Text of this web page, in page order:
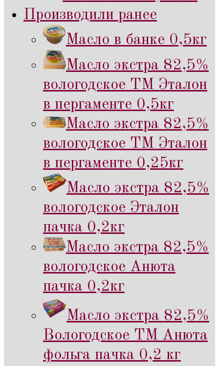
Производили ранее
Масло в банке 0,5кг
Масло экстра 82,5%
вологодское ТМ Эталон
в пергаменте 0,5кг
Масло экстра 82,5%
вологодское ТМ Эталон
в пергаменте 0,25кг
Масло экстра 82,5%
вологодское Эталон
пачка 0,2кг
Масло экстра 82,5%
вологодское Анюта
пачка 0,2кг
Масло экстра 82,5%
Вологодское ТМ Анюта
фольга пачка 0,2 кг